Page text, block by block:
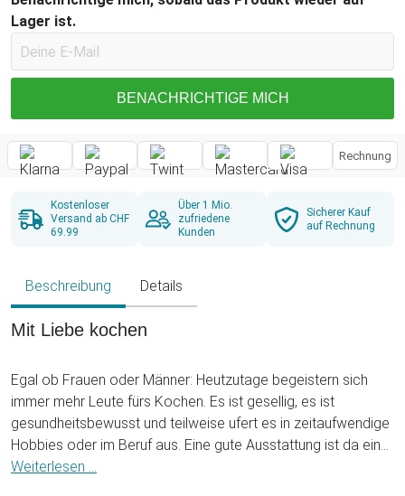
Lager ist.
BENACHRICHTIGE MICH
Rechnung
Kostenloser
Versand ab CHF
69.99
Über 1 Mio.
zufriedene
Kunden
Sicherer Kauf
auf Rechnung
Beschreibung Details
Mit Liebe kochen
Egal ob Frauen oder Männer: Heutzutage begeistern sich
immer mehr Leute fürs Kochen. Es ist gesellig, es ist
gesundheitsbewusst und teilweise ufert es in zeitaufwendige
Hobbies oder im Beruf aus. Eine gute Ausstattung ist da ein
Muss. Aber nicht nur Lebensmittel sind enorm wichtig,
Weiterlesen ...